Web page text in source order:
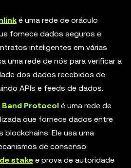
é uma rede de oráculo
fornece dados seguros e
inteligentes em várias
uma rede de nós para verificar a
dos dados recebidos de
APIs e feeds de dados.
Band Protocol é uma rede de
que fornece dados entre
blockchains. Ele usa uma
de consenso
stake e prova de autoridade